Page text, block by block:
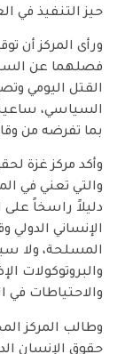
حيز التنفيذ في
ورأى المركز أن
فصلهما عن
القتل اليومي
السياسي، ساعيةً
بما تفرضه من
وأكد مركز غزة
دليلاً راسخاً
الإنساني الدولي
المسلحة، ولا
والبروتوكولات
والاحتياطات في
وطالب المركز
حقوق الإنسان